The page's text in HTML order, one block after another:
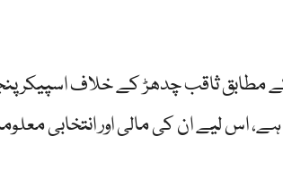
مطابق ثاقب چدھڑ کے خلاف اسپیکر
اس لیے ان کی مالی اور انتخابی